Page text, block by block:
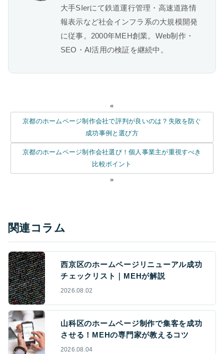
大手SIerにて鉄道運行管理・高速道路情
報表示など社会インフラ系の大規模開発
に従事。2000年MEH創業。Web制作・
SEO・AI活用の検証を継続中。
«
京都のホームページ制作会社で評判が良いのは？失敗を防ぐ
成功事例と選び方
京都のホームページ制作会社選び！個人事業主が重視すべき
比較ポイント
»
関連コラム
西京区のホームページリニューアル成功
チェックリスト｜MEHが解説
2026.08.02
山科区のホームページ制作で集客を成功
させる！MEHの専門家が教えるコツ
2026.08.04